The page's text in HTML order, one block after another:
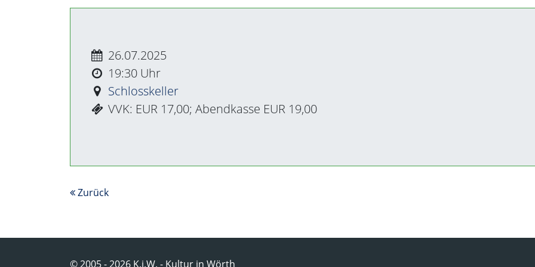
26.07.2025
19:30
Schlosskeller
VVK: EUR 17,00; Abendkasse EUR 19,00
Zurück
© 2005 - 2026 K.i.W. - Kultur in Wörth